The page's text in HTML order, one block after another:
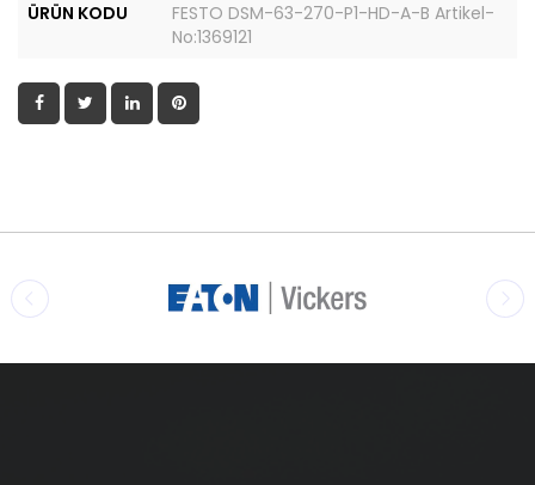
ÜRÜN KODU
FESTO DSM-63-270-P1-HD-A-B Artikel-
No:1369121